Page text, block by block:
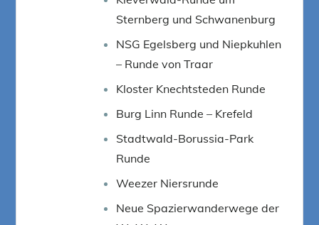
Sternberg und Schwanenburg
NSG Egelsberg und Niepkuhlen
– Runde von Traar
Kloster Knechtsteden Runde
Burg Linn Runde – Krefeld
Stadtwald-Borussia-Park
Runde
Weezer Niersrunde
Neue Spazierwanderwege der